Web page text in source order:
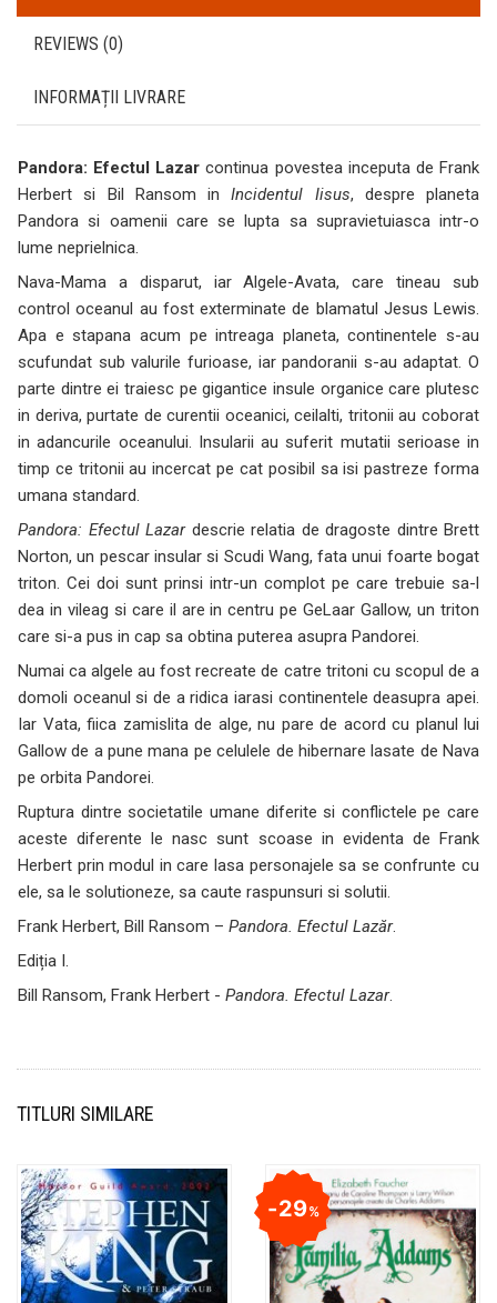
REVIEWS (0)
INFORMAȚII LIVRARE
Pandora: Efectul Lazar continua povestea inceputa de Frank
Herbert si Bil Ransom inIncidentul Iisus, despre planeta
Pandora si oamenii care se lupta sa supravietuiasca intr-o
lume neprielnica.
Nava-Mama a disparut, iar Algele-Avata, care tineau sub
control oceanul au fost exterminate de blamatul Jesus Lewis.
Apa e stapana acum pe intreaga planeta, continentele s-au
scufundat sub valurile furioase, iar pandoranii s-au adaptat. O
parte dintre ei traiesc pe gigantice insule organice care plutesc
in deriva, purtate de curentii oceanici, ceilalti, tritonii au coborat
in adancurile oceanului. Insularii au suferit mutatii serioase in
timp ce tritonii au incercat pe cat posibil sa isi pastreze forma
umana standard.
Pandora: Efectul Lazardescrie relatia de dragoste dintre Brett
Norton, un pescar insular si Scudi Wang, fata unui foarte bogat
triton. Cei doi sunt prinsi intr-un complot pe care trebuie sa-l
dea in vileag si care il are in centru pe GeLaar Gallow, un triton
care si-a pus in cap sa obtina puterea asupra Pandorei.
Numai ca algele au fost recreate de catre tritoni cu scopul de a
domoli oceanul si de a ridica iarasi continentele deasupra apei.
Iar Vata, fiica zamislita de alge, nu pare de acord cu planul lui
Gallow de a pune mana pe celulele de hibernare lasate de Nava
pe orbita Pandorei.
Ruptura dintre societatile umane diferite si conflictele pe care
aceste diferente le nasc sunt scoase in evidenta de Frank
Herbert prin modul in care lasa personajele sa se confrunte cu
ele, sa le solutioneze, sa caute raspunsuri si solutii.
Frank Herbert, Bill Ransom – Pandora. Efectul Lazăr.
Ediția I.
Bill Ransom, Frank Herbert - Pandora. Efectul Lazar.
TITLURI SIMILARE
29%